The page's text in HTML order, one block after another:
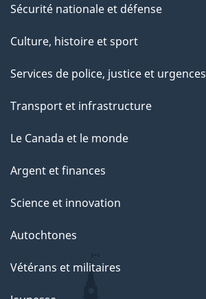
Sécurité nationale et défense
Culture, histoire et sport
Services de police, justice et urgences
Transport et infrastructure
Le Canada et le monde
Argent et finances
Science et innovation
Autochtones
Vétérans et militaires